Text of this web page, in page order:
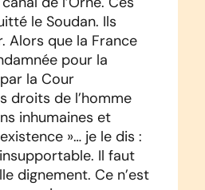
le Soudan. Ils
Alors que la France
pour la
la Cour
droits de l’homme
inhumaines et
»… je le dis :
Il faut
dignement. Ce n’est